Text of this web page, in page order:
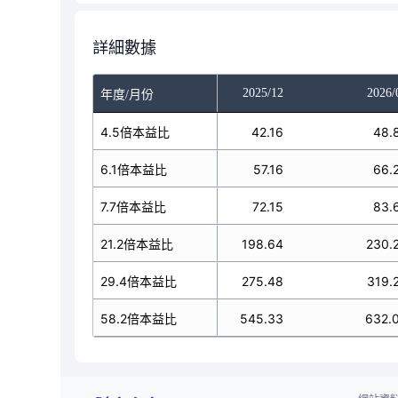
詳細數據
年度/月份
2025/11 2025/12 2026/
4.5倍本益比
6.1倍本益比
7.7倍本益比
21.2倍本益比
29.4倍本益比
58.2倍本益比
42.16 42.16
57.16 57.16
72.15 72.15
198.64 198.64
275.48 275.48
545.33 545.33